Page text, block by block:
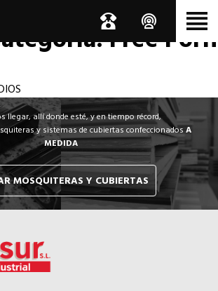
acaso de la
Free Porn
llegar, allí donde esté, y en tiempo récord,
y sistemas de cubiertas confeccionadosA
MEDIDA
MOSQUITERAS Y CUBIERTAS